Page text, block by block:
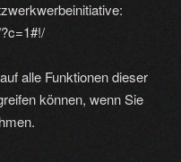
alle Funktionen dieser
können, wenn Sie